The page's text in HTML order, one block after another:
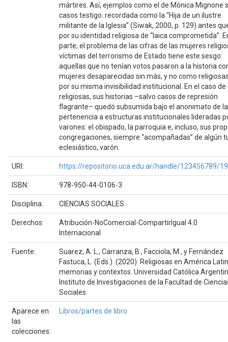
mártires. Así, ejemplos como el de Mónica Mignone
casos testigo: recordada como la “Hija de un ilustre
militante de la Iglesia” (Siwak, 2000, p. 129) antes
por su identidad religiosa de “laica comprometida”.
parte, el problema de las cifras de las mujeres
víctimas del terrorismo de Estado tiene este sesgo:
aquellas que no tenían votos pasaron a la historia
mujeres desaparecidas sin más, y no como
por su misma invisibilidad institucional. En el caso de
religiosas, sus historias –salvo casos de represión
flagrante– quedó subsumida bajo el anonimato de la
pertenencia a estructuras institucionales lideradas
varones: el obispado, la parroquia e, incluso, sus
congregaciones, siempre “acompañadas” de algún
eclesiástico, varón.
URI: https://repositorio.uca.edu.ar/handle/123456789/
ISBN: 978-950-44-0106-3
Disciplina: CIENCIAS SOCIALES
Derechos:
Atribución-NoComercial-CompartirIgual 4.0
Internacional
Fuente:
Suarez, A. L., Carranza, B., Facciola, M., y Fernández
Fastuca, L. (Eds.). (2020). Religiosas en América
memorias y contextos. Universidad Católica
Instituto de Investigaciones de la Facultad de
Sociales.
Aparece en
las
colecciones:
Libros/partes de libro